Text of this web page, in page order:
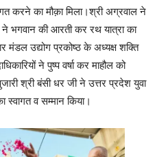
करने का मौक़ा मिला।श्री अग्रवाल ने
भगवान की आरती कर रथ यात्रा का
मंडल उद्योग प्रकोष्ठ के अध्यक्ष शक्ति
ने पुष्प वर्षा कर माहौल को
श्री बंसी धर जी ने उत्तर प्रदेश युवा
स्वागत व सम्मान किया।